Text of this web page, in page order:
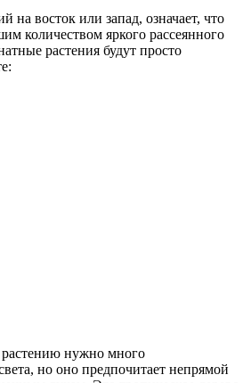
на восток или запад, означает, что
количеством яркого рассеянного
растения будут просто
растению нужно много
но оно предпочитает непрямой